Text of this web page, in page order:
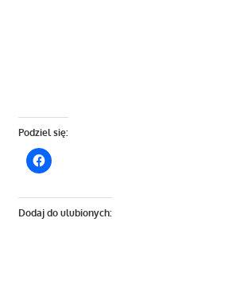
Podziel się:
Dodaj do ulubionych: